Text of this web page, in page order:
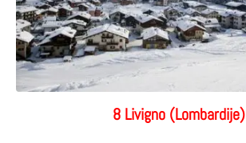
8 Livigno (Lombardije)